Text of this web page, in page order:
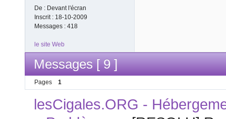
De : Devant l'écran
Inscrit : 18-10-2009
Messages : 418
le site Web
Messages [ 9 ]
Pages 1
lesCigales.ORG -